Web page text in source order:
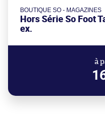
BOUTIQUE SO - MAGAZINES
Hors Série So Foot
ex.
à